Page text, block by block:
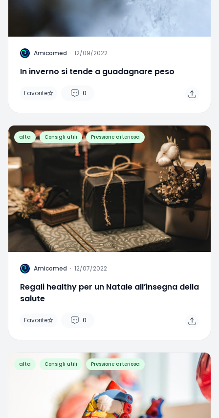
A Amicomed · 12/09/2022
In inverno si tende a guadagnare peso
Favorite 0
alta Consigli utili Pressione arteriosa
A Amicomed · 12/07/2022
Regali healthy per un Natale all’insegna della
salute
Favorite 0
alta Consigli utili Pressione arteriosa